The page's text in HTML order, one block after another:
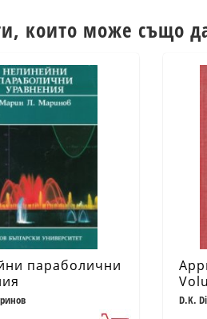
които може също
параболични
D.K.